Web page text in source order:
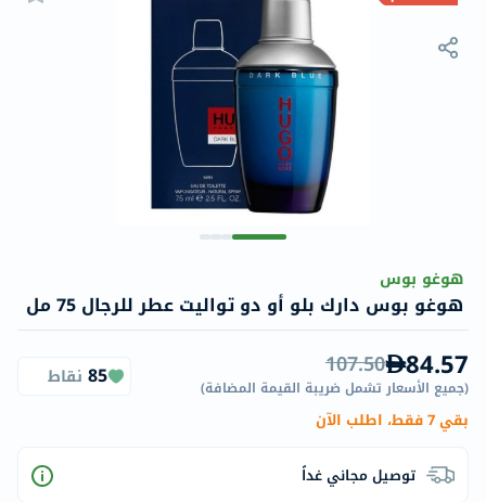
هوغو بوس
هوغو بوس دارك بلو أو دو تواليت عطر للرجال 75 مل
84.57
107.50
(جميع الأسعار تشمل ضريبة القيمة المضافة)
85 نقاط
بقي 7 فقط، اطلب الآن
توصيل مجاني غداً